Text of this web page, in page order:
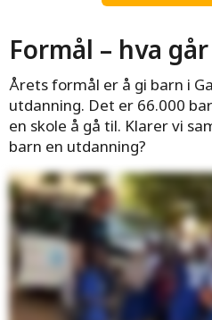
Formål – hva
Årets formål er å gi barn i
utdanning. Det er 66.000
en skole å gå til. Klarer vi
barn en utdanning?